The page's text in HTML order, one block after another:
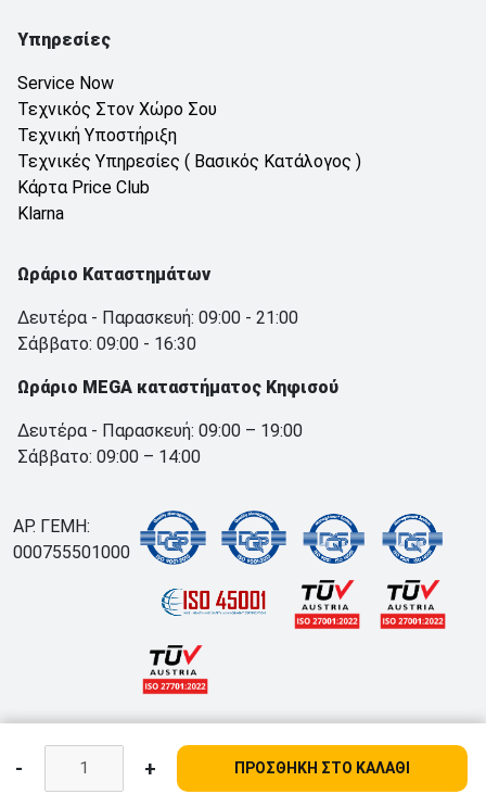
- + ΠΡΟΣΘΗΚΗ ΣΤΟ ΚΑΛΑΘΙ
Υπηρεσίες
Service Now
Τεχνικός Στον Χώρο Σου
Τεχνική Υποστήριξη
Τεχνικές Υπηρεσίες ( Βασικός Κατάλογος )
Κάρτα Price Club
Klarna
Ωράριο Καταστημάτων
Δευτέρα - Παρασκευή: 09:00 - 21:00
Σάββατο: 09:00 - 16:30
Ωράριο MEGA καταστήματος Κηφισού
Δευτέρα - Παρασκευή: 09:00 – 19:00
Σάββατο: 09:00 – 14:00
ΑΡ. ΓΕΜΗ:
000755501000